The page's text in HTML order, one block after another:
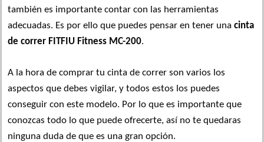
también es importante contar con las herramientas
adecuadas. Es por ello que puedes pensar en tener una cinta
de correr FITFIU Fitness MC-200.
A la hora de comprar tu cinta de correr son varios los
aspectos que debes vigilar, y todos estos los puedes
conseguir con este modelo. Por lo que es importante que
conozcas todo lo que puede ofrecerte, así no te quedaras
ninguna duda de que es una gran opción.